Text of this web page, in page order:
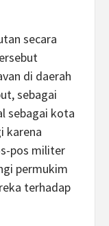
secara
di daerah
sebagai
sebagai kota
karena
pos militer
permukim
terhadap